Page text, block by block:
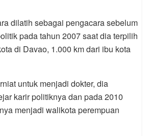
dilatih sebagai pengacara sebelum
pada tahun 2007 saat dia terpilih
di Davao, 1.000 km dari ibu kota
untuk menjadi dokter, dia
karir politiknya dan pada 2010
menjadi walikota perempuan